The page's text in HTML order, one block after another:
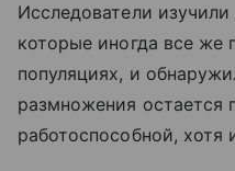
Исследователи
которые иногда все же
популяциях, и
размножения остается
работоспособной, хотя